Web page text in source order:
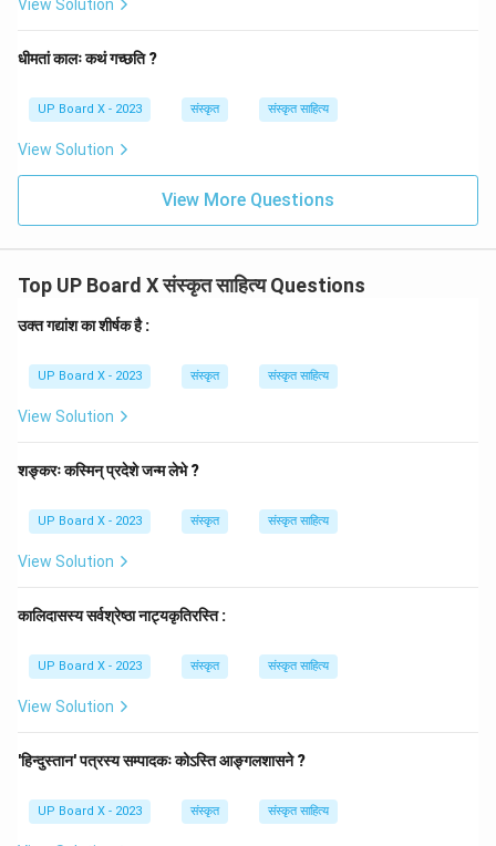
View Solution
धीमतां कालः कथं गच्छति ?
UP Board X - 2023 संस्कृत संस्कृत साहित्य
View Solution
View More Questions
Top UP Board X संस्कृत साहित्य Questions
उक्त गद्यांश का शीर्षक है :
UP Board X - 2023 संस्कृत संस्कृत साहित्य
View Solution
शङ्करः कस्मिन् प्रदेशे जन्म लेभे ?
UP Board X - 2023 संस्कृत संस्कृत साहित्य
View Solution
कालिदासस्य सर्वश्रेष्ठा नाट्यकृतिरस्ति :
UP Board X - 2023 संस्कृत संस्कृत साहित्य
View Solution
'हिन्दुस्तान' पत्रस्य सम्पादकः कोऽस्ति आङ्गलशासने ?
UP Board X - 2023 संस्कृत संस्कृत साहित्य